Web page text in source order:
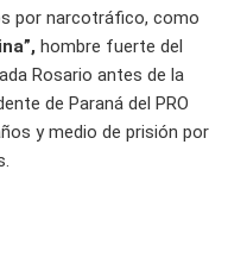
por narcotráfico, como
hombre fuerte del
Rosario antes de la
de Paraná del PRO
y medio de prisión por